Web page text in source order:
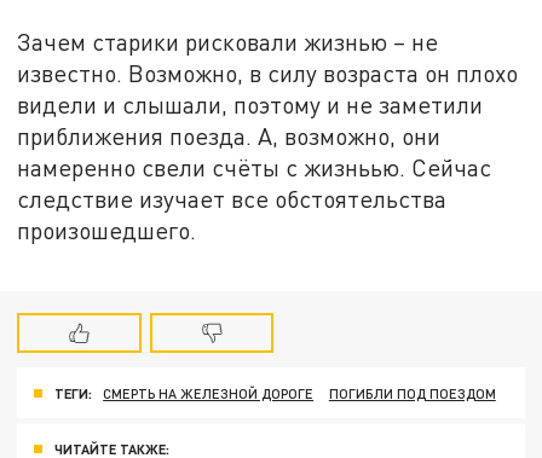
Зачем старики рисковали жизнью – не
известно. Возможно, в силу возраста он плохо
видели и слышали, поэтому и не заметили
приближения поезда. А, возможно, они
намеренно свели счёты с жизньью. Сейчас
следствие изучает все обстоятельства
произошедшего.
ТЕГИ: СМЕРТЬ НА ЖЕЛЕЗНОЙ ДОРОГЕ ПОГИБЛИ ПОД ПОЕЗДОМ
ЧИТАЙТЕ ТАКЖЕ: